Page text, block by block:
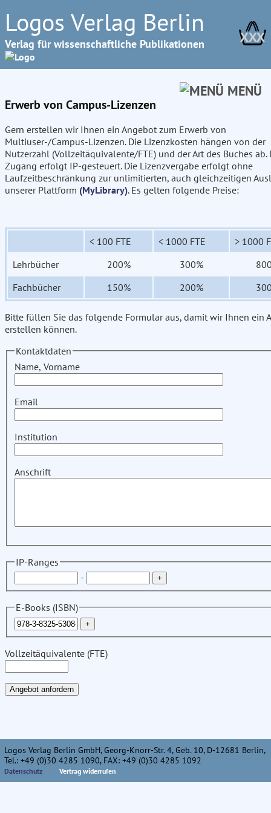
Logos Verlag Berlin
Verlag für wissenschaftliche Publikationen XXX
MENÜ
Erwerb von Campus-Lizenzen
Gern erstellen wir Ihnen ein Angebot zum Erwerb von
Multiuser-/Campus-Lizenzen. Die Lizenzkosten hängen von der
Nutzerzahl (Vollzeitäquivalente/FTE) und der Art des Buches ab.
Zugang erfolgt IP-gesteuert. Die Lizenzvergabe erfolgt ohne
Laufzeitbeschränkung zur unlimitierten, auch gleichzeitigen
unserer Plattform (MyLibrary). Es gelten folgende Preise:
< 100 FTE < 1000 FTE
> 1000
Lehrbücher
200% 300%
Fachbücher
150% 200%
Bitte füllen Sie das folgende Formular aus, damit wir Ihnen ein
erstellen können.
Kontaktdaten
Name, Vorname
Email
Institution
Anschrift
IP-Ranges
-
E-Books (ISBN)
Vollzeitäquivalente (FTE)
Logos Verlag Berlin GmbH, Georg-Knorr-Str. 4, Geb. 10, D-12681 Berlin,
Tel.: +49 (0)30 4285 1090, FAX: +49 (0)30 4285 1092
Datenschutz Vertrag widerrufen